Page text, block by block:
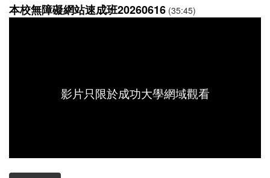
本校無障礙網站速成班20260616 (35:45)
影片只限於成功大學網域觀看